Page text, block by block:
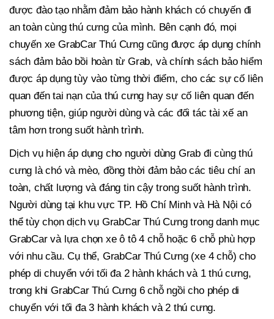
được đào tạo nhằm đảm bảo hành khách có chuyến đi
an toàn cùng thú cưng của mình. Bên cạnh đó, mọi
chuyến xe GrabCar Thú Cưng cũng được áp dụng chính
sách đảm bảo bồi hoàn từ Grab, và chính sách bảo hiểm
được áp dụng tùy vào từng thời điểm, cho các sự cố liên
quan đến tai nạn của thú cưng hay sự cố liên quan đến
phương tiện, giúp người dùng và các đối tác tài xế an
tâm hơn trong suốt hành trình.
Dịch vụ hiện áp dụng cho người dùng Grab đi cùng thú
cưng là chó và mèo, đồng thời đảm bảo các tiêu chí an
toàn, chất lượng và đáng tin cậy trong suốt hành trình.
Người dùng tại khu vực TP. Hồ Chí Minh và Hà Nội có
thể tùy chọn dịch vụ GrabCar Thú Cưng trong danh mục
GrabCar và lựa chọn xe ô tô 4 chỗ hoặc 6 chỗ phù hợp
với nhu cầu. Cụ thể, GrabCar Thú Cưng (xe 4 chỗ) cho
phép di chuyển với tối đa 2 hành khách và 1 thú cưng,
trong khi GrabCar Thú Cưng 6 chỗ ngồi cho phép di
chuyển với tối đa 3 hành khách và 2 thú cưng.